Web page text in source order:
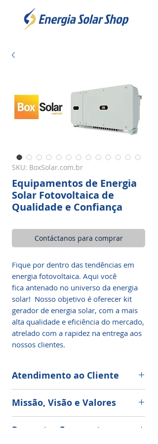
SKU: BoxSolar.com.br
Equipamentos de Energia
Solar Fotovoltaica de
Qualidade e Confiança
Contáctanos para comprar
Fique por dentro das tendências em
energia fotovoltaica. Aqui você
fica antenado no universo da energia
solar! Nosso objetivo é oferecer kit
gerador de energia solar, com a mais
alta qualidade e eficiência do mercado,
atrelado com a rapidez na entrega aos
nossos clientes.
Atendimento ao Cliente
oferecer. Produtos de Energia Solar
de alta qualidade, com tecnologia
half-cell, entrega rápida em todo o
Missão, Visão e Valores
Perguntas Frequentes